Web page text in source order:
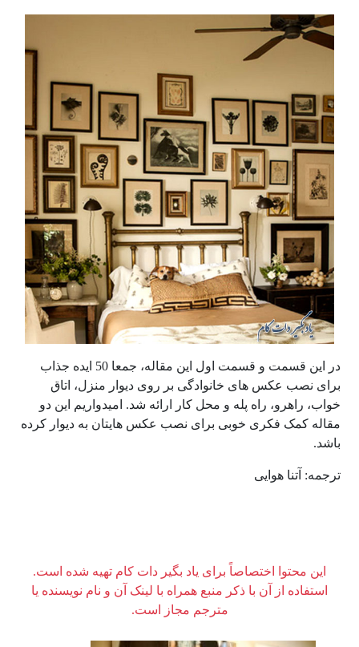
در این قسمت و قسمت اول این مقاله، جمعا 50 ایده جذاب
برای نصب عکس های خانوادگی بر روی دیوار منزل، اتاق
خواب، راهرو، راه پله و محل کار ارائه شد. امیدواریم این دو
مقاله کمک فکری خوبی برای نصب عکس هایتان به دیوار کرده
باشد.
ترجمه: آتنا هوایی
این محتوا اختصاصاً برای یاد بگیر دات کام تهیه شده است.
استفاده از آن با ذکر منبع همراه با لینک آن و نام نویسنده یا
مترجم مجاز است.